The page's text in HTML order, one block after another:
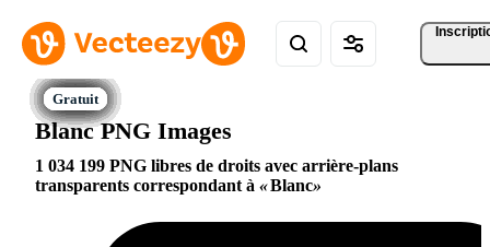
Blanc PNG Images
1 034 199 PNG libres de droits avec arrière-plans
transparents correspondant à
Blanc